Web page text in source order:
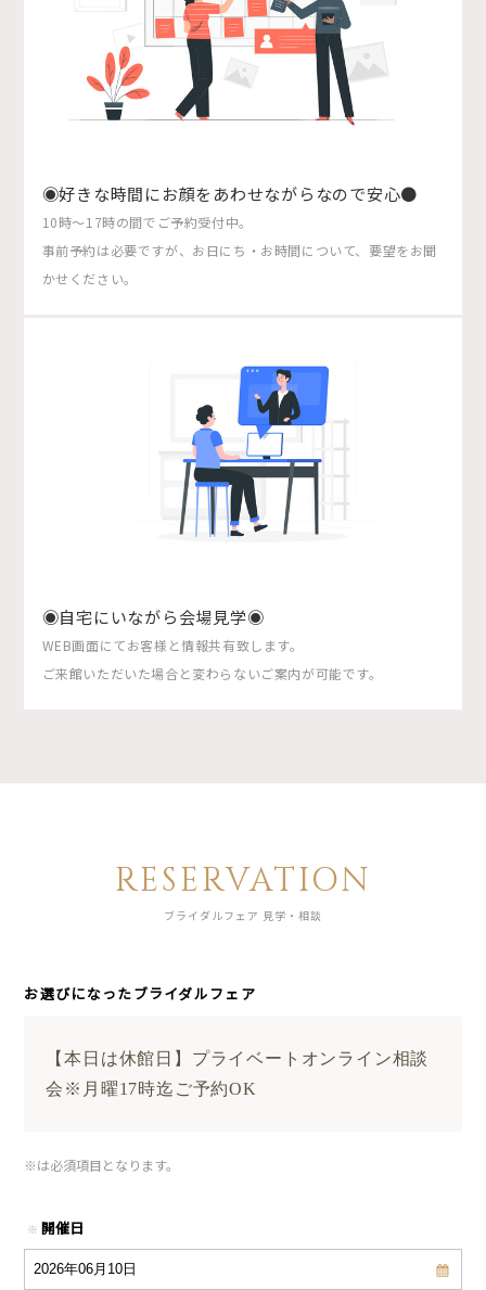
◉好きな時間にお顔をあわせながらなので安心●
10時〜17時の間でご予約受付中。
事前予約は必要ですが、お日にち・お時間について、要望をお聞
かせください。
◉自宅にいながら会場見学◉
WEB画面にてお客様と情報共有致します。
ご来館いただいた場合と変わらないご案内が可能です。
RESERVATION
ブライダルフェア 見学・相談
お選びになったブライダルフェア
【本日は休館日】プライベートオンライン相談
会※月曜17時迄ご予約OK
※は必須項目となります。
※ 開催日